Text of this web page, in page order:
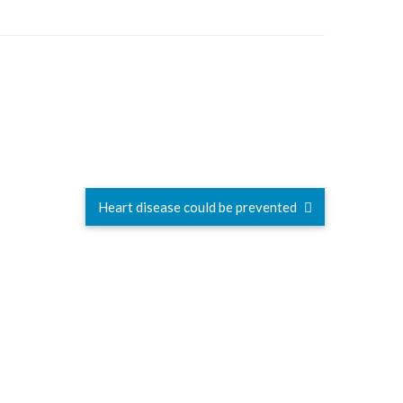
Heart disease could be prevented